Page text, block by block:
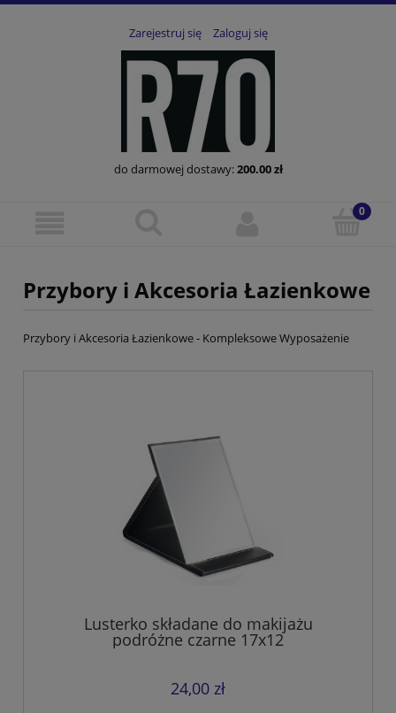
Zarejestruj się Zaloguj się
do darmowej dostawy:200.00zł
Przybory i Akcesoria Łazienkowe
Przybory i Akcesoria Łazienkowe - Kompleksowe Wyposażenie
Lusterko składane do makijażu
podróżne czarne 17x12
24,00 zł